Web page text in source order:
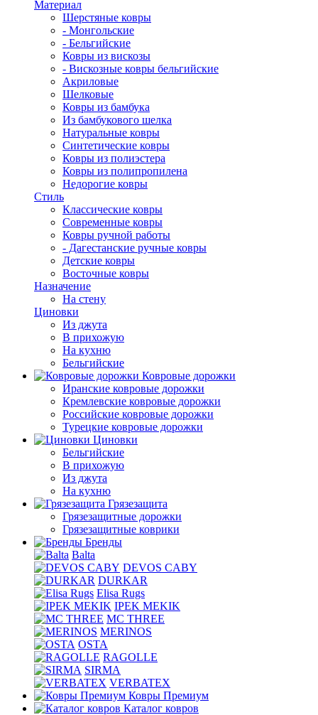
Материал
Шерстяные ковры
- Монгольские
- Бельгийские
Ковры из вискозы
- Вискозные ковры бельгийские
Акриловые
Шелковые
Ковры из бамбука
Из бамбукового шелка
Натуральные ковры
Синтетические ковры
Ковры из полиэстера
Ковры из полипропилена
Недорогие ковры
Стиль
Классические ковры
Современные ковры
Ковры ручной работы
- Дагестанские ручные ковры
Детские ковры
Восточные ковры
Назначение
На стену
Циновки
Из джута
В прихожую
На кухню
Бельгийские
Ковровые дорожки
Иранские ковровые дорожки
Кремлевские ковровые дорожки
Российские ковровые дорожки
Турецкие ковровые дорожки
Циновки
Бельгийские
В прихожую
Из джута
На кухню
Грязезащита
Грязезащитные дорожки
Грязезащитные коврики
Бренды
Balta
DEVOS CABY
DURKAR
Elisa Rugs
IPEK MEKIK
MC THREE
MERINOS
OSTA
RAGOLLE
SIRMA
VERBATEX
Ковры Премиум
Каталог ковров